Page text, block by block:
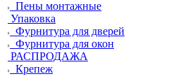
Пены монтажные
Упаковка
Фурнитура для дверей
Фурнитура для окон
РАСПРОДАЖА
Крепеж